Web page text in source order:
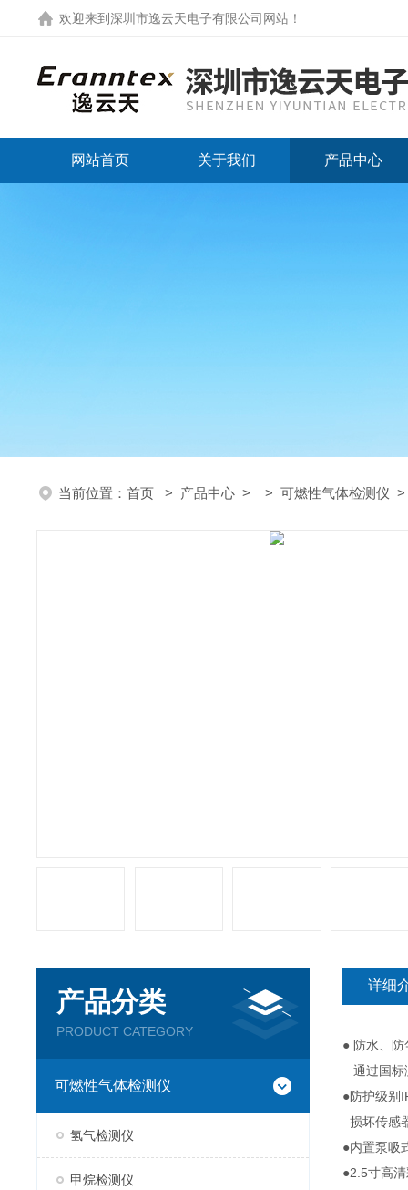
欢迎来到 深圳市逸云天电子有限公司网站 ！
网站首页 关于我们 产品中心
当前位置： 首页 > 产品中心 > > 可燃性气体检测仪 >
产品分类
PRODUCT CATEGORY
可燃性气体检测仪
氢气检测仪
甲烷检测仪
详细
● 防水、
通过国标
●防护级别
损坏传感
●内置泵吸
●2.5寸高